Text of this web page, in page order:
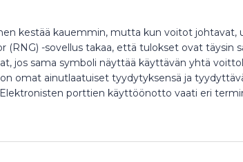
kestää kauemmin, mutta kun voitot
-sovellus takaa, että tulokset ovat täysin
jos sama symboli näyttää käyttävän yhtä
omat ainutlaatuiset tyydytyksensä ja
porttien käyttöönotto vaati eri